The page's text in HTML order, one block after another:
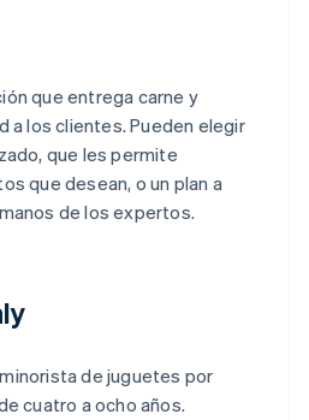
que entrega carne y
a los clientes. Pueden elegir
que les permite
que desean, o un plan a
de los expertos.
de juguetes por
cuatro a ocho años.